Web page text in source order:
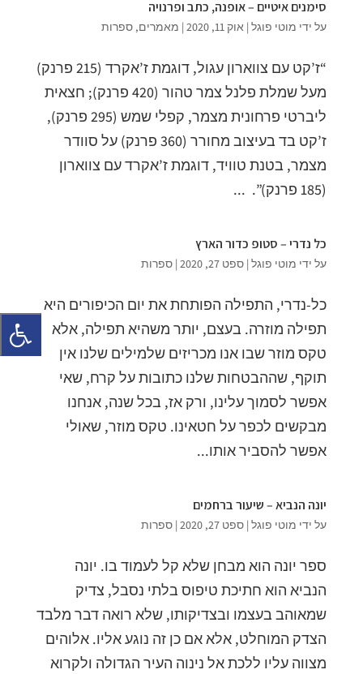
סימנים איטיים – אופנה, כתב ופרנויה
על ידי מוטי פוגל| אוק 11, 2020 | מאמרים, ספרות
“ז’קט עם צווארון עגול, דוגמת ז’אקרד (215 פרנק)
מעל שמלת פלנל צמר טהור (420 פרנק); חצאית
ליברטי פרחונית מצמר, קפלי שמש (295 פרנק),
ז’קט בד בעיצוב מחורר (360 פרנק) על סוודר
מצמר, בטנת טוויד, דוגמת ז’אקרד עם צווארון
(185 פרנק)”. ...
כל נדרי – סטופ כדור הארץ
על ידי מוטי פוגל| ספט 27, 2020 | ספרות
כל-נדרי, התפילה הפותחת את יום הכיפורים היא
תפילה מוזרה. בעצם, יותר משהיא תפילה, אלא
טקס מוזר שבו אנו מכריזים שלמילים שלנו אין
תוקף, שההבטחות שלנו כתובות על קרח, שאי
אפשר לסמוך עלינו, ורק אז, בכל שנה, אנחנו
מבקשים לכפר על חטאינו. טקס מוזר, שאולי
אפשר להסביר אותו...
יונה הנביא – שיעור ברחמים
על ידי מוטי פוגל| ספט 27, 2020 | ספרות
ספר יונה הוא מבחן שלא קל לעמוד בו. יונה
הנביא הוא חתיכת טיפוס בלתי נסבל, צדיק
שמאוהב בעצמו ובצדיקותו, שלא רואה דבר מלבד
הצדק המוחלט, אלא אם כן זה נוגע אליו. אלוהים
מצווה עליו ללכת אל נינוה העיר הגדולה ולקרוא